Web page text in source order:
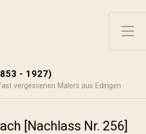
Toggle Side Menu
- 1927)
vergessenen Malers aus Edingen
[Nachlass Nr. 256]